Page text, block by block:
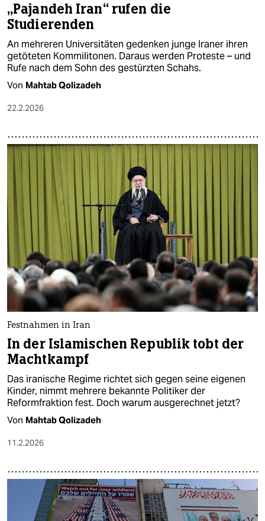
„Pajandeh Iran“ rufen die
Studierenden
An mehreren Universitäten gedenken junge Iraner ihren
getöteten Kommilitonen. Daraus werden Proteste – und
Rufe nach dem Sohn des gestürzten Schahs.
Von Mahtab Qolizadeh
22.2.2026
Festnahmen in Iran
In der Islamischen Republik tobt der
Machtkampf
Das iranische Regime richtet sich gegen seine eigenen
Kinder, nimmt mehrere bekannte Politiker der
Reformfraktion fest. Doch warum ausgerechnet jetzt?
Von Mahtab Qolizadeh
11.2.2026